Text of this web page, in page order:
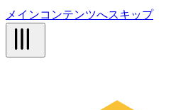
メインコンテンツへスキップ